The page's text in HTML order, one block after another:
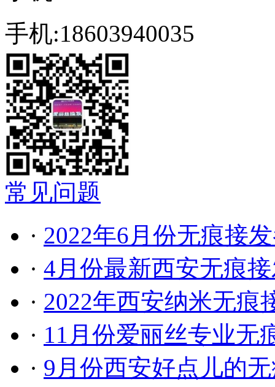
手机:18603940035
常见问题
· 2022年6月份无痕接
· 4月份最新西安无痕
· 2022年西安纳米无痕
· 11月份爱丽丝专业无
· 9月份西安好点儿的